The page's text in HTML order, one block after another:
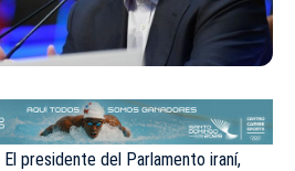
El presidente del Parlamento iraní,